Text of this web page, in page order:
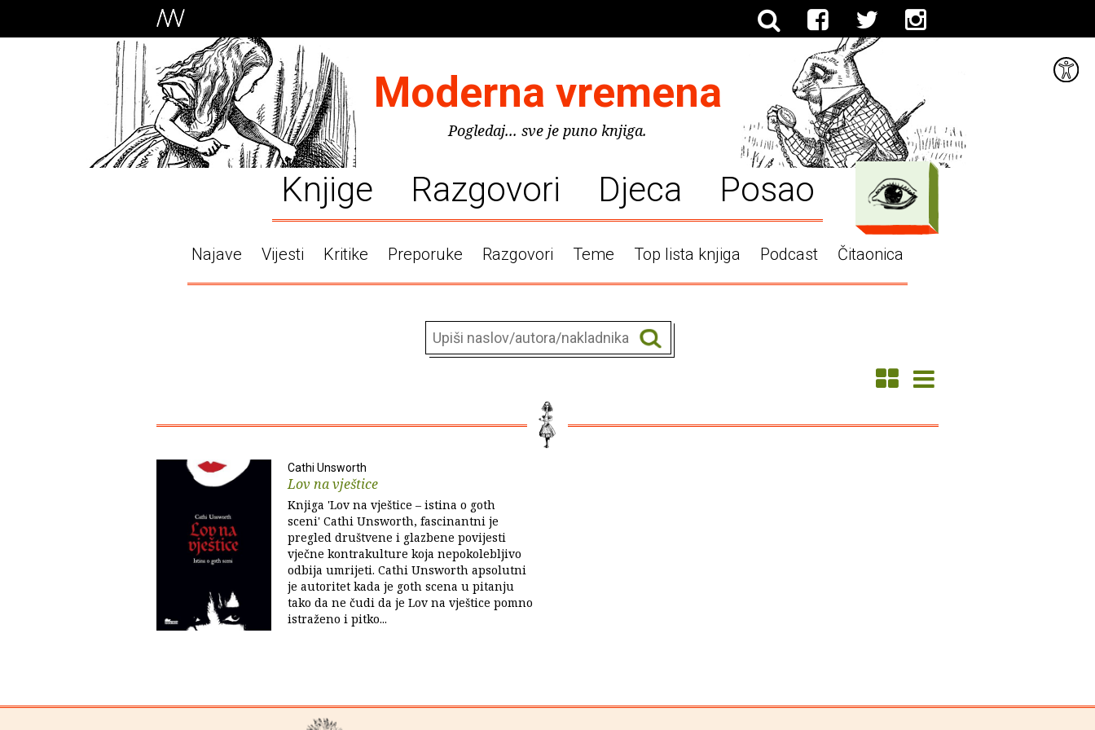
Moderna vremena
Pogledaj... sve je puno knjiga.
Knjige Razgovori Djeca Posao
Najave Vijesti Kritike Preporuke Razgovori Teme Top lista knjiga Podcast Čitaonica
Cathi Unsworth
Lov na vještice
Knjiga 'Lov na vještice – istina o goth
sceni' Cathi Unsworth, fascinantni je
pregled društvene i glazbene povijesti
vječne kontrakulture koja nepokolebljivo
odbija umrijeti. Cathi Unsworth apsolutni
je autoritet kada je goth scena u pitanju
tako da ne čudi da je Lov na vještice pomno
istraženo i pitko...